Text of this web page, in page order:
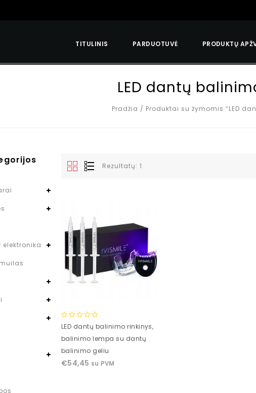
TITULINIS PARDUOTUVĖ PRODUKTŲ
LED dantų
Pradžia / Produktai su žymomis “LED
Rezultatų: 1
0
of
5
LED dantų balinimo rinkinys,
balinimo lempa su dantų
balinimo geliu
€54,45 su PVM
elektronika